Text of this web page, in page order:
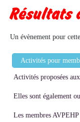
Résultats
Un évènement pour
Activités pour
Activités proposées
Elles sont également
Les membres